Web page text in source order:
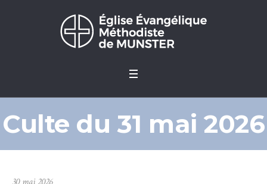
Culte du 31 mai 2026